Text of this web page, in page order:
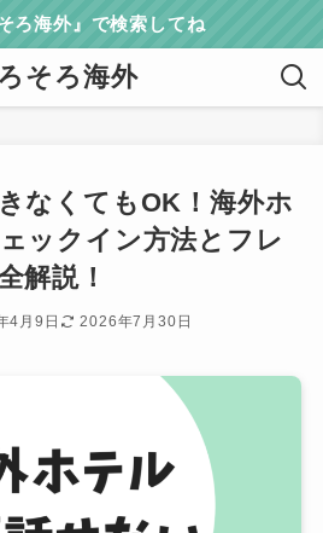
ろ海外』で検索してね
そろ海外
なくてもOK！海外ホ
ックイン方法とフレ
解説！
4月9日 2026年7月30日